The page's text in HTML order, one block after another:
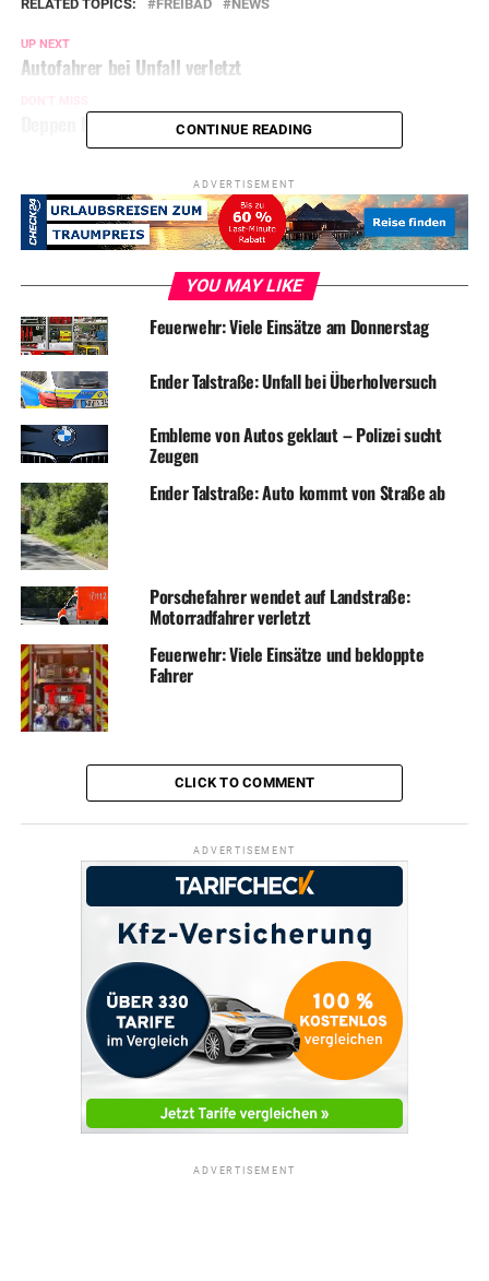
RELATED TOPICS: FREIBAD NEWS
UP NEXT
Autofahrer bei Unfall verletzt
Deppen beschmieren Spielplatz mit Farbe
CONTINUE READING
ADVERTISEMENT
YOU MAY LIKE
Feuerwehr: Viele Einsätze am Donnerstag
Ender Talstraße: Unfall bei Überholversuch
Embleme von Autos geklaut – Polizei sucht
Zeugen
Ender Talstraße: Auto kommt von Straße ab
Porschefahrer wendet auf Landstraße:
Motorradfahrer verletzt
Feuerwehr: Viele Einsätze und bekloppte
Fahrer
CLICK TO COMMENT
ADVERTISEMENT
ADVERTISEMENT